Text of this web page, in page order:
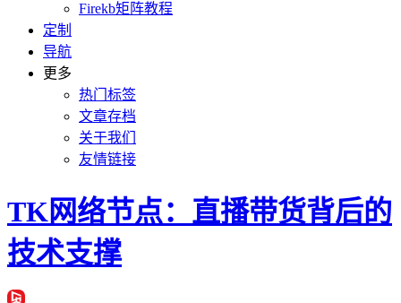
Firekb矩阵教程
定制
导航
更多
热门标签
文章存档
关于我们
友情链接
TK网络节点：直播带货背后的
技术支撑